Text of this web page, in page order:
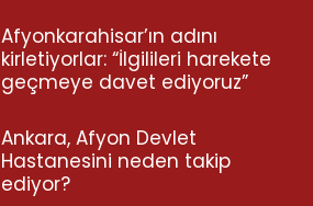
Afyonkarahisar’ın adını
kirletiyorlar: “İlgilileri harekete
geçmeye davet ediyoruz”
Ankara, Afyon Devlet
Hastanesini neden takip
ediyor?